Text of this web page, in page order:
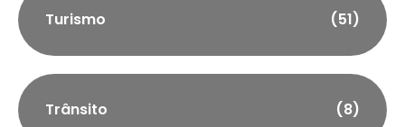
Turismo (51)
Trânsito (8)